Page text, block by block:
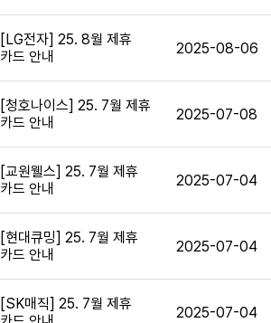
[LG전자] 25. 8월 제휴
카드 안내
2025-08-06
[청호나이스] 25. 7월 제휴
카드 안내
2025-07-08
[교원웰스] 25. 7월 제휴
카드 안내
2025-07-04
[현대큐밍] 25. 7월 제휴
카드 안내
2025-07-04
[SK매직] 25. 7월 제휴
2025-07-04